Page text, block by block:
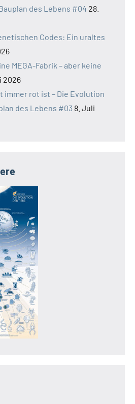
des Lebens #04 28.
Codes: Ein uraltes
MEGA-Fabrik – aber keine
2026
immer rot ist – Die Evolution
des Lebens #03 8. Juli